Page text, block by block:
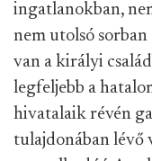
ingatlanokban,
nem utolsó
van a királyi
legfeljebb a
hivatalaik révén
tulajdonában lévő